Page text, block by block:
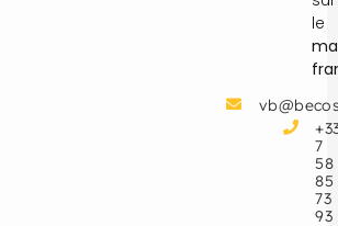
le
7
58
85
73
93